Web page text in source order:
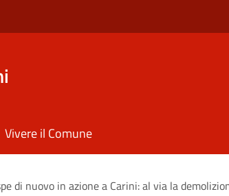
Vivere il Comune
di nuovo in azione a Carini: al via la